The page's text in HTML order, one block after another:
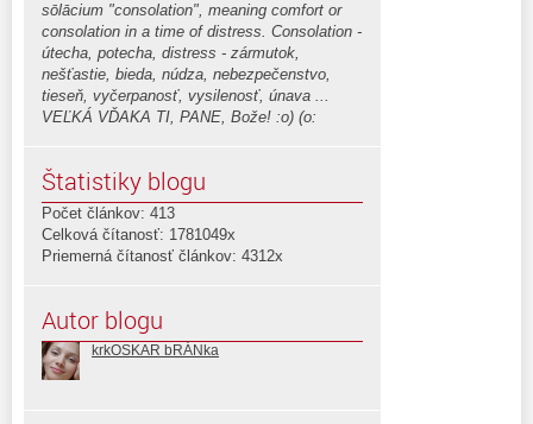
sōlācium "consolation", meaning comfort or
consolation in a time of distress. Consolation -
útecha, potecha, distress - zármutok,
nešťastie, bieda, núdza, nebezpečenstvo,
tieseň, vyčerpanosť, vysilenosť, únava ...
VEĽKÁ VĎAKA TI, PANE, Bože! :o) (o:
Štatistiky blogu
Počet článkov: 413
Celková čítanosť: 1781049x
Priemerná čítanosť článkov: 4312x
Autor blogu
krkOSKAR bRÁNka